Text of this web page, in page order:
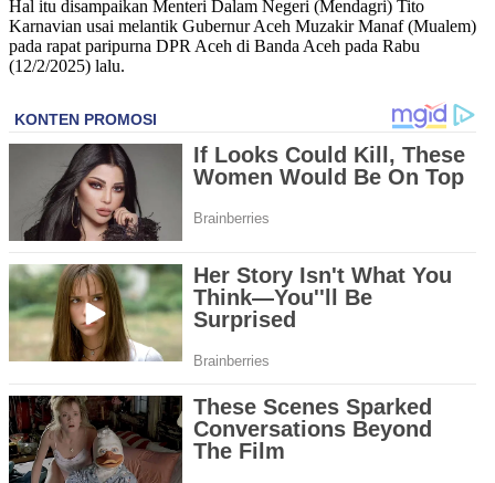
Hal itu disampaikan Menteri Dalam Negeri (Mendagri) Tito
Karnavian usai melantik Gubernur Aceh Muzakir Manaf (Mualem)
pada rapat paripurna DPR Aceh di Banda Aceh pada Rabu
(12/2/2025) lalu.